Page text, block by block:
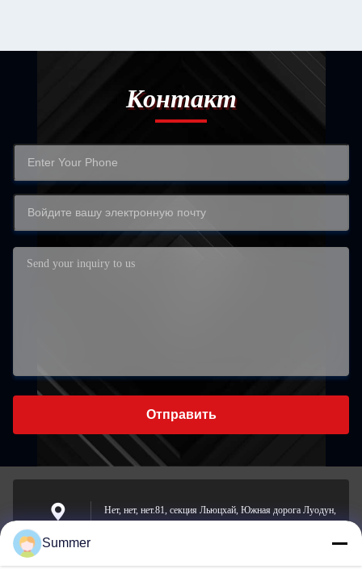
Контакт
Отправить
Нет, нет, нет.81, секция Льюцхай, Южная дорога Луодун,
Summer